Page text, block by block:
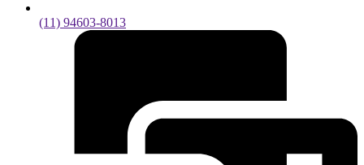
(11) 94603-8013